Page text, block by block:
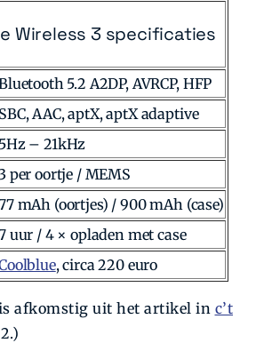
Wireless 3 specificaties
5.2 A2DP, AVRCP, HFP
SBC, AAC, aptX, aptX adaptive
5Hz – 21kHz
per oortje / MEMS
mAh (oortjes) / 900 mAh (case)
uur / 4 × opladen met case
, circa 220 euro
afkomstig uit het artikel in c’t